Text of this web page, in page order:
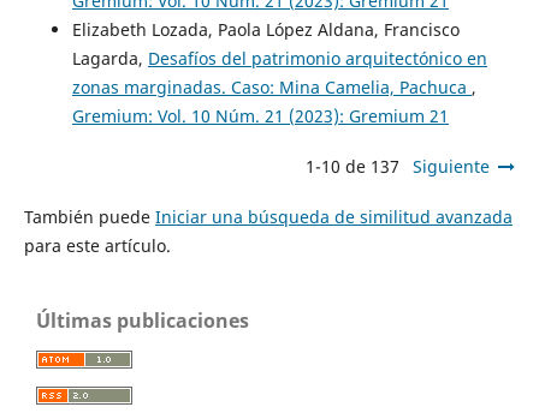
Elizabeth Lozada, Paola López Aldana, Francisco
Lagarda, Desafíos del patrimonio arquitectónico en
zonas marginadas. Caso: Mina Camelia, Pachuca ,
Gremium: Vol. 10 Núm. 21 (2023): Gremium 21
1-10 de 137 Siguiente
También puede Iniciar una búsqueda de similitud avanzada
para este artículo.
Últimas publicaciones